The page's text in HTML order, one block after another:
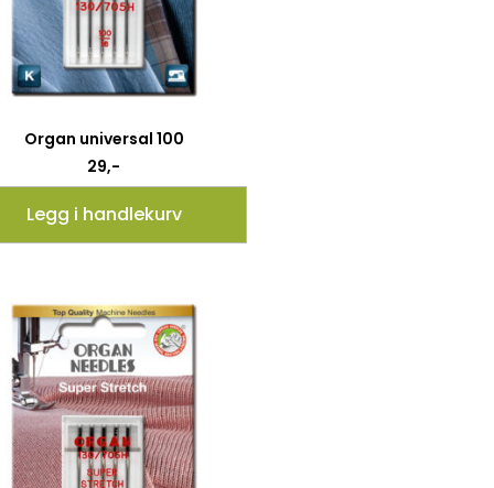
Organ universal 100
29,-
Legg i handlekurv